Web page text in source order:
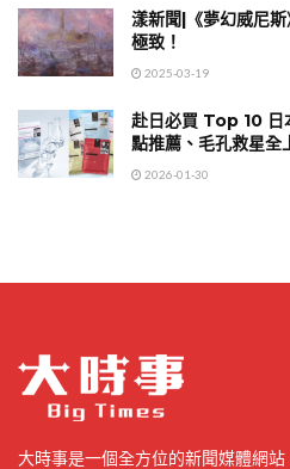
漾新聞|《夢幻威尼
極致！
2025-03-19
赴日必買 Top 10
點推薦、毛孔救星全
2026-01-30
大時事是一個全方位的新聞媒體網